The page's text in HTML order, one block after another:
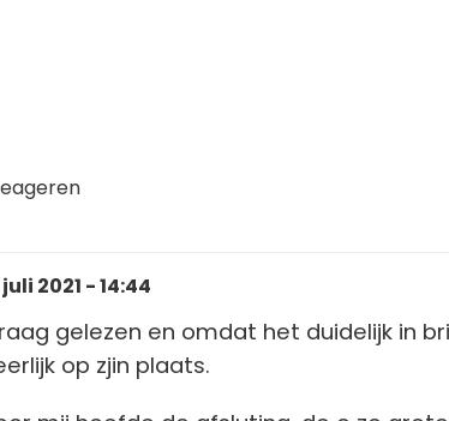
juli 2021 - 14:44
gelezen en omdat het duidelijk in
op zjin plaats.